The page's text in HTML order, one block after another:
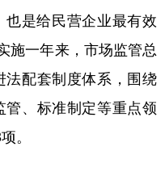
能源 会展
时尚 悦读
亚太网 上市公司
是给民营企业最有效
施一年来，市场监管总
法配套制度体系，围绕
管、标准制定等重点领
。